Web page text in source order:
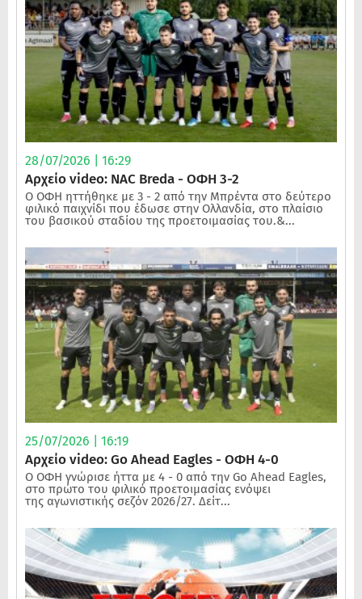
28/07/2026 | 16:29
Αρχείο video: NAC Breda - ΟΦΗ 3-2
Ο ΟΦΗ ηττήθηκε με 3 - 2 από την Μπρέντα στο δεύτερο
φιλικό παιχνίδι που έδωσε στην Ολλανδία, στο πλαίσιο
του βασικού σταδίου της προετοιμασίας του.&...
25/07/2026 | 16:19
Αρχείο video: Go Ahead Eagles - ΟΦΗ 4-0
Ο ΟΦΗ γνώρισε ήττα με 4 - 0 από την Go Ahead Eagles,
στο πρώτο του φιλικό προετοιμασίας ενόψει
της αγωνιστικής σεζόν 2026/27. Δείτ...